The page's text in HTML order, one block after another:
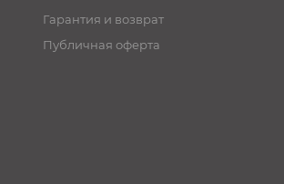
Гарантия и возврат
Публичная оферта